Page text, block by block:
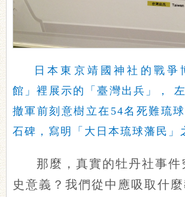
日本東京靖國神社的戰爭
館」裡展示的「臺灣出兵」，
撤軍前刻意樹立在54名死難琉
石碑，寫明「大日本琉球藩民」
那麼，真實的牡丹社事件
史意義？我們從中應吸取什